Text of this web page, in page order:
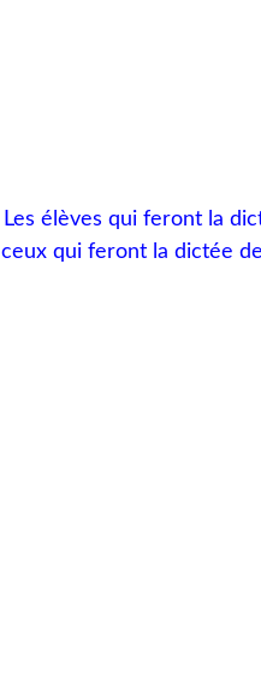
élèves qui feront la
qui feront la dictée